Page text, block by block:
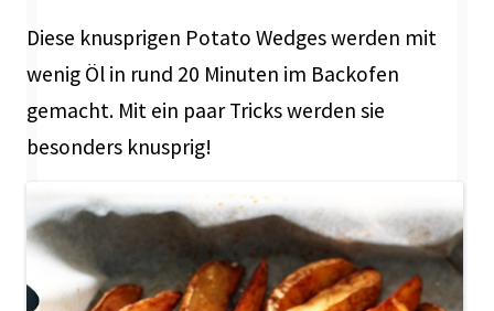
Diese knusprigen Potato Wedges werden mit
wenig Öl in rund 20 Minuten im Backofen
gemacht. Mit ein paar Tricks werden sie
besonders knusprig!